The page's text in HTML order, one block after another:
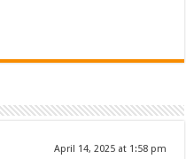
April 14, 2025 at 1:58 pm